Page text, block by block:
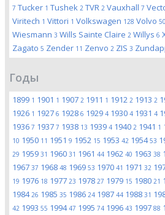
7 Tucker 1 Tushek 2 TVR 2 Vauxhall 7
Viritech 1 Vittori 1 Volkswagen 128 Volvo 50
Wiesmann 3 Wills Sainte Claire 2 Willys 6
Zagato 5 Zender 11 Zenvo 2 ZIS 3
Годы
1899 1 1901 1 1907 2 1911 1 1912 2 1913 2
1926 1 1927 6 1928 6 1929 4 1930 4 1931 4
1936 7 1937 7 1938 13 1939 4 1940 2 1941 1
10 1950 11 1951 9 1952 15 1953 42 195453
29 1959 31 1960 31 1961 44 1962 40 1963 38
1967 37 1968 48 1969 53 1970 41 1971 32
19 1976 18 1977 23 1978 27 1979 15 1980 21
198426 1985 35 1986 24 1987 44 1988 31
42 1993 55 199447 1995 74 1996 43 1997 88